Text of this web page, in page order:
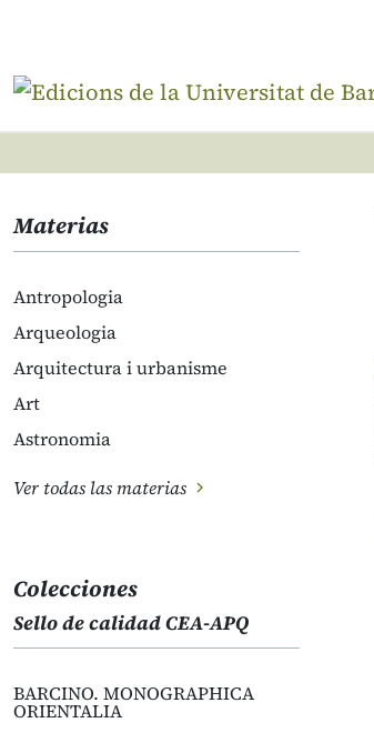
Materias
Antropologia
Arqueologia
Arquitectura i urbanisme
Art
Astronomia
Ver todas las materias
Colecciones
Sello de calidad CEA-APQ
BARCINO. MONOGRAPHICA
ORIENTALIA